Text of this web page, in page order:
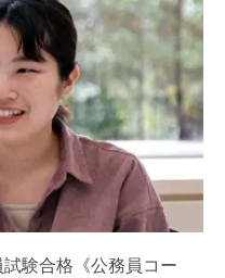
験合格《公務員コー